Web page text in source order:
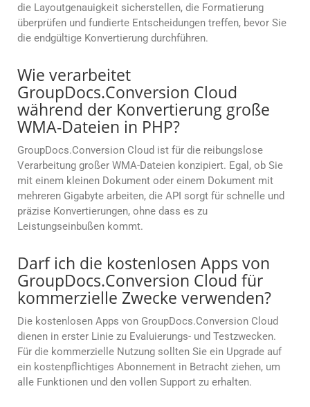
die Layoutgenauigkeit sicherstellen, die Formatierung
überprüfen und fundierte Entscheidungen treffen, bevor Sie
die endgültige Konvertierung durchführen.
Wie verarbeitet
GroupDocs.Conversion Cloud
während der Konvertierung große
WMA-Dateien in PHP?
GroupDocs.Conversion Cloud ist für die reibungslose
Verarbeitung großer WMA-Dateien konzipiert. Egal, ob Sie
mit einem kleinen Dokument oder einem Dokument mit
mehreren Gigabyte arbeiten, die API sorgt für schnelle und
präzise Konvertierungen, ohne dass es zu
Leistungseinbußen kommt.
Darf ich die kostenlosen Apps von
GroupDocs.Conversion Cloud für
kommerzielle Zwecke verwenden?
Die kostenlosen Apps von GroupDocs.Conversion Cloud
dienen in erster Linie zu Evaluierungs- und Testzwecken.
Für die kommerzielle Nutzung sollten Sie ein Upgrade auf
ein kostenpflichtiges Abonnement in Betracht ziehen, um
alle Funktionen und den vollen Support zu erhalten.